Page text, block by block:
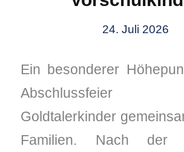
24. Juli 2026
Ein besonderer
Abschlussfeier
Goldtalerkinder
Familien. Nach der